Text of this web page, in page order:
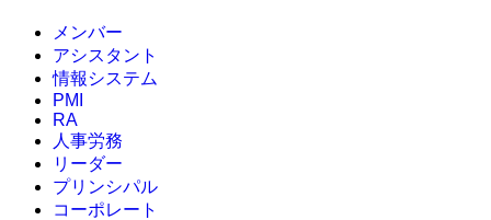
メンバー
アシスタント
情報システム
PMI
RA
人事労務
リーダー
プリンシパル
コーポレート